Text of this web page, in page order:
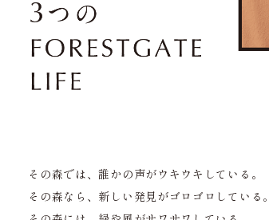
その森では、誰かの声がウキウキしている。
その森なら、新しい発見がゴロゴロしている